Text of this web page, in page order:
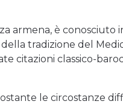
armena, è
tradizione del
citazioni classico-
le circostanze